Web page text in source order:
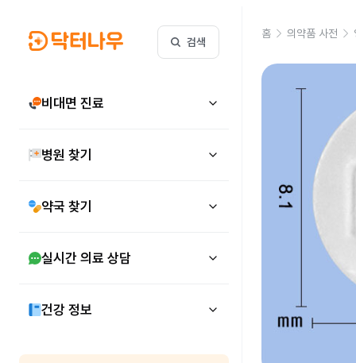
검색
비대면 진료
병원 찾기
약국 찾기
실시간 의료 상담
건강 정보
홈 의약품 사전